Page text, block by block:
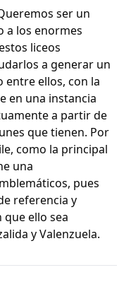
ser un
a los enormes
liceos
a generar un
ellos, con la
en una instancia
a partir de
que tienen. Por
como la principal
una
pues
referencia y
ello sea
y Valenzuela.